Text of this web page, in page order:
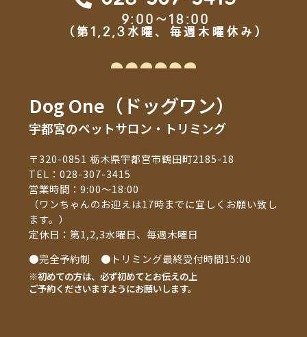
9:00～18:00
（第1,2,3水曜、毎週木曜休み）
Dog One（ドッグワン）
宇都宮のペットサロン・トリミング
〒320-0851 栃木県宇都宮市鶴田町2185-18
TEL：028-307-3415
営業時間：9:00～18:00
（ワンちゃんのお迎えは17時までに宜しくお願い致し
ます。）
定休日：第1,2,3水曜日、毎週木曜日
●完全予約制 ●トリミング最終受付時間15:00
※初めての方は、必ず初めてとお伝えの上
ご予約くださいますようにお願いします。